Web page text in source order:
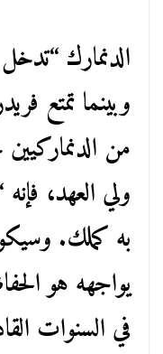
الدنمارك
وبينما تمتع
من
ولي العهد،
به كملك.
يواجهه هو
في السنوات